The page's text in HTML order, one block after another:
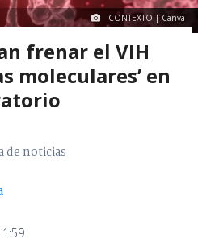
CONTEXTO | Canva
frenar el VIH
moleculares’ en
de noticias